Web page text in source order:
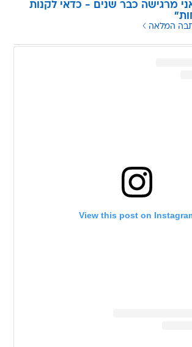
מרגישה כבר שנים - כדאי לקנות
המלאה
View this post on